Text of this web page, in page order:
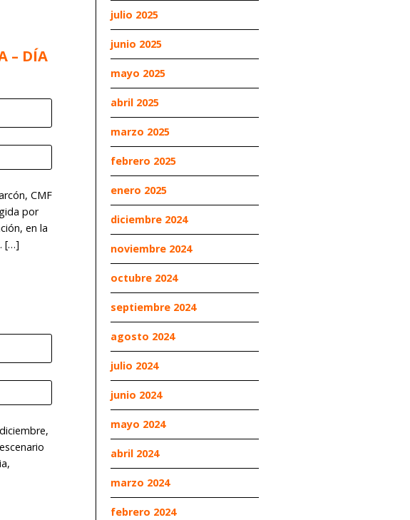
– DÍA
CMF
por
en la
[…]
julio 2025
junio 2025
mayo 2025
abril 2025
marzo 2025
febrero 2025
enero 2025
diciembre 2024
noviembre 2024
octubre 2024
septiembre 2024
agosto 2024
julio 2024
junio 2024
mayo 2024
abril 2024
marzo 2024
febrero 2024